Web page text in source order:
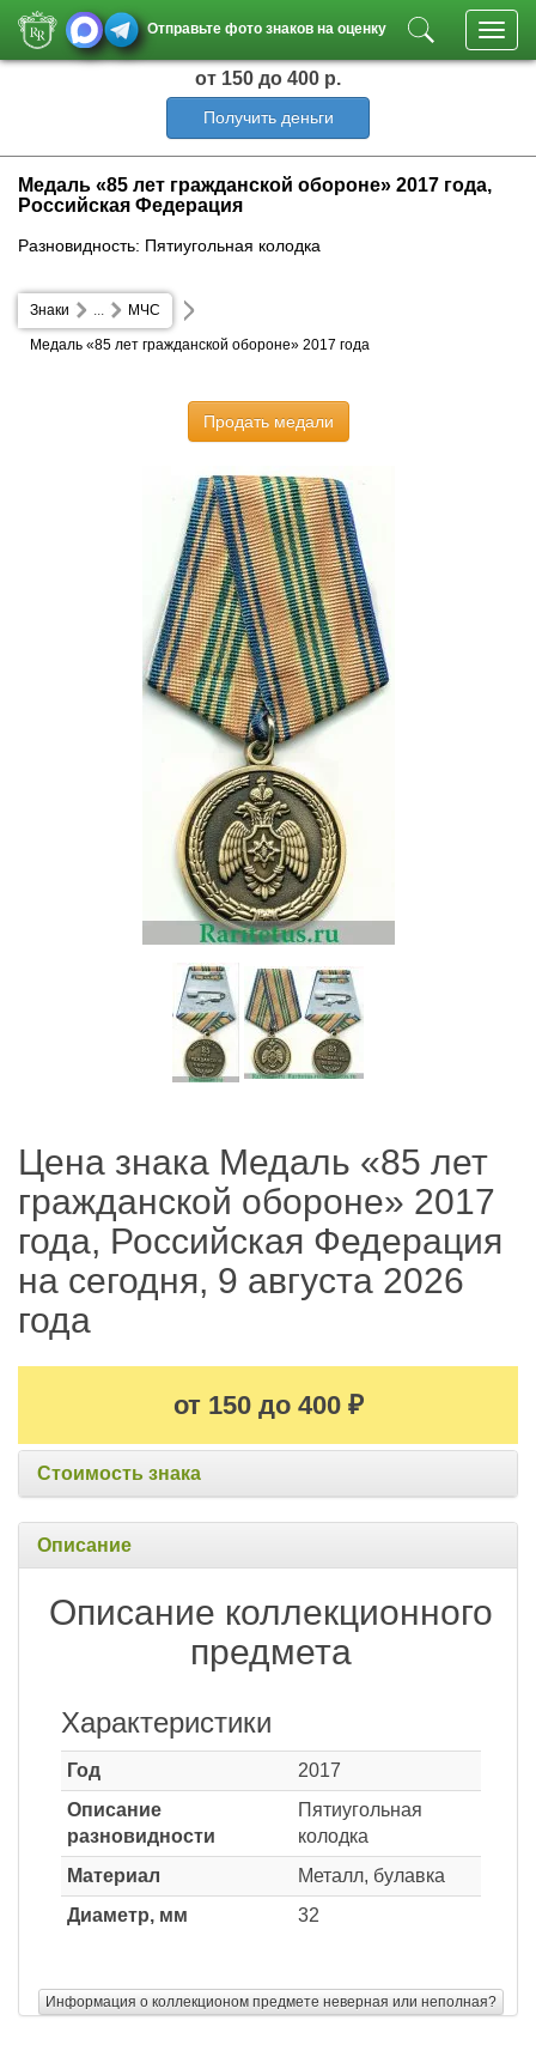
Отправьте фото знаков на оценку
от 150 до 400 р.
Получить деньги
Медаль «85 лет гражданской обороне» 2017 года,
Российская Федерация
Разновидность: Пятиугольная колодка
Знаки МЧС
...
Медаль «85 лет гражданской обороне» 2017 года
Продать медали
Цена знака Медаль «85 лет
гражданской обороне» 2017
года, Российская Федерация
на сегодня, 9 августа 2026
года
от 150 до 400 ₽
Стоимость знака
Описание
Описание коллекционного
предмета
Характеристики
Год
2017
Описание
разновидности
Пятиугольная
колодка
Материал
Металл, булавка
Диаметр, мм
32
Информация о коллекционом предмете неверная или неполная?